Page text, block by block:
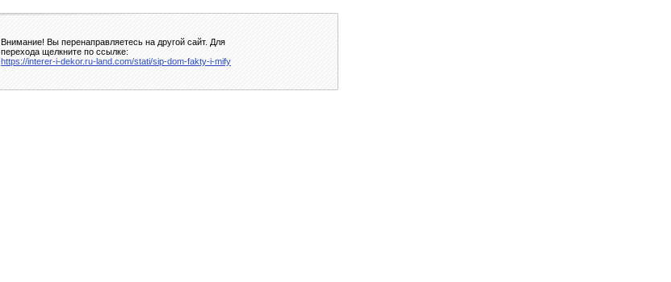
Внимание! Вы перенаправляетесь на другой сайт. Для
перехода щелкните по ссылке:
https://interer-i-dekor.ru-land.com/stati/sip-dom-fakty-i-mify